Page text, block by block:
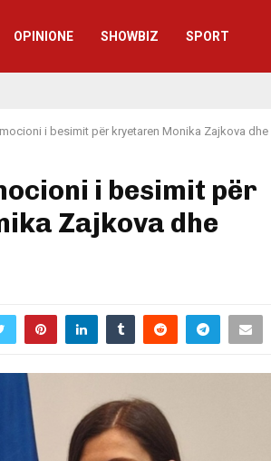
OPINIONE SHOWBIZ SPORT
i besimit për kryetaren Monika Zajkova
i besimit për
Zajkova dhe